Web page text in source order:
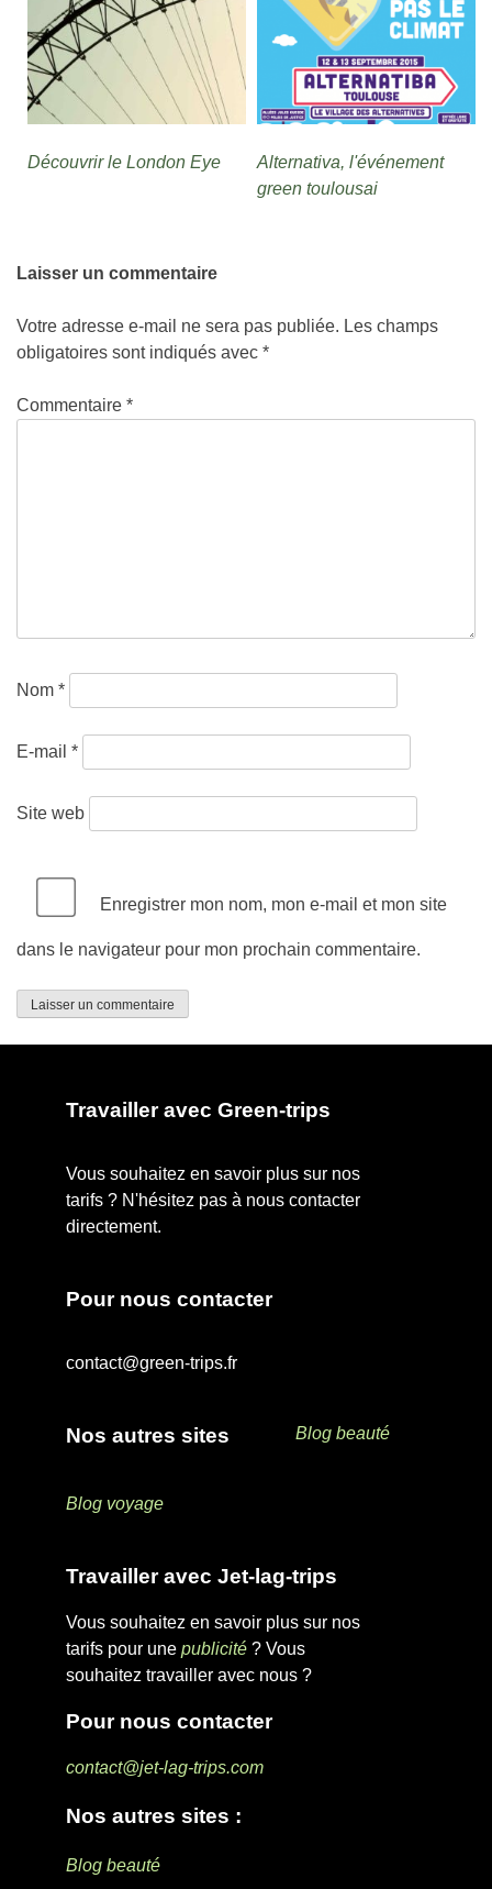
Découvrir le London Eye
Alternativa, l'événement
green toulousai
Laisser un commentaire
Votre adresse e-mail ne sera pas publiée. Les champs
obligatoires sont indiqués avec *
Commentaire *
Nom *
E-mail *
Site web
Enregistrer mon nom, mon e-mail et mon site
dans le navigateur pour mon prochain commentaire.
Travailler avec Green-trips
Vous souhaitez en savoir plus sur nos
tarifs ? N'hésitez pas à nous contacter
directement.
Pour nous contacter
contact@green-trips.fr
Nos autres sites Blog beauté
Blog voyage
Travailler avec Jet-lag-trips
Vous souhaitez en savoir plus sur nos
tarifs pour une publicité ? Vous
souhaitez travailler avec nous ?
Pour nous contacter
contact@jet-lag-trips.com
Nos autres sites :
Blog beauté